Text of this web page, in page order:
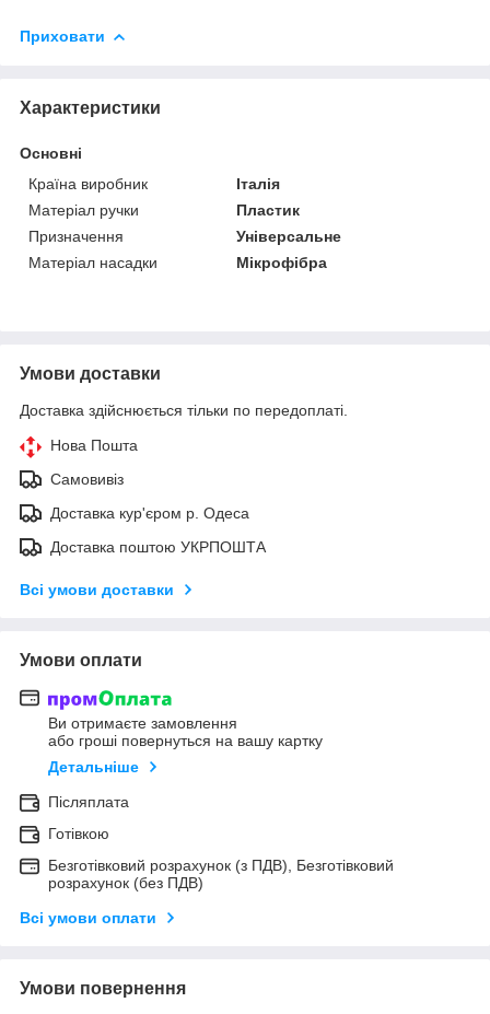
Приховати
Характеристики
Основні
Країна виробник
Італія
Матеріал ручки
Пластик
Призначення
Універсальне
Матеріал насадки
Мікрофібра
Умови доставки
Доставка здійснюється тільки по передоплаті.
Нова Пошта
Самовивіз
Доставка кур'єром р. Одеса
Доставка поштою УКРПОШТА
Всі умови доставки
Умови оплати
Ви отримаєте замовлення
або гроші повернуться на вашу картку
Детальніше
Післяплата
Готівкою
Безготівковий розрахунок (з ПДВ), Безготівковий
розрахунок (без ПДВ)
Всі умови оплати
Умови повернення